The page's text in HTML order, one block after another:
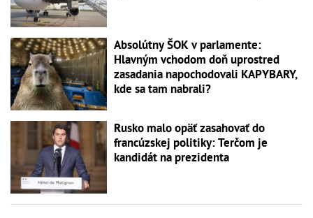
Absolútny ŠOK v parlamente:
Hlavným vchodom doň uprostred
zasadania napochodovali KAPYBARY,
kde sa tam nabrali?
Rusko malo opäť zasahovať do
francúzskej politiky: Terčom je
kandidát na prezidenta